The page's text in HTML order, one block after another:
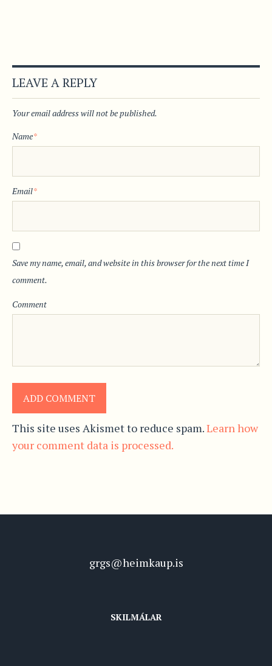
LEAVE A REPLY
Your email address will not be published.
Name*
Email*
Save my name, email, and website in this browser for the next time I
comment.
Comment
This site uses Akismet to reduce spam.Learn how
your comment data is processed.
grgs@heimkaup.is
SKILMÁLAR